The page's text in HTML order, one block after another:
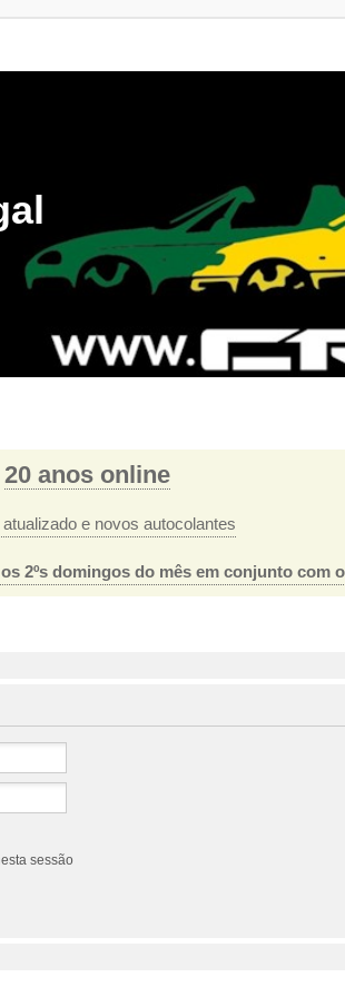
20 anos online
atualizado e novos autocolantes
2ºs domingos do mês em conjunto com
sessão